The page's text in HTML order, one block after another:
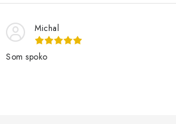
SMART GARDEN
Hodnotenie obchodu
Michal
Som spoko